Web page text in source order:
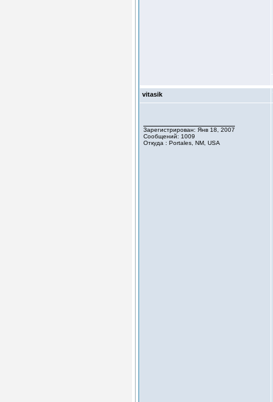
vitasik
Зарегистрирован: Янв 18, 2007
Сообщений: 1009
Откуда : Portales, NM, USA